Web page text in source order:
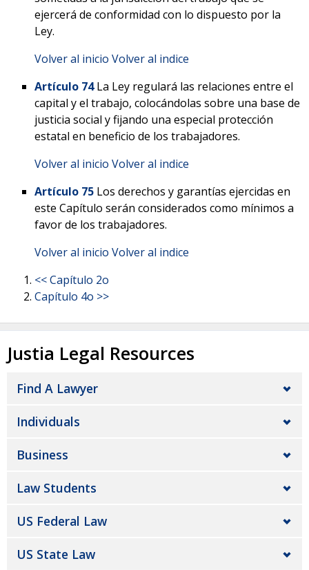
ejercerá de conformidad con lo dispuesto por la
Ley.
Volver al inicio Volver al indice
Artículo 74La Ley regulará las relaciones entre el
capital y el trabajo, colocándolas sobre una base de
justicia social y fijando una especial protección
estatal en beneficio de los trabajadores.
Volver al inicio Volver al indice
Artículo 75 Los derechos y garantías ejercidas en
este Capítulo serán considerados como mínimos a
favor de los trabajadores.
Volver al inicio Volver al indice
<< Capítulo 2o
Capítulo 4o >>
Justia Legal Resources
Find A Lawyer
Individuals
Business
Law Students
US Federal Law
US State Law